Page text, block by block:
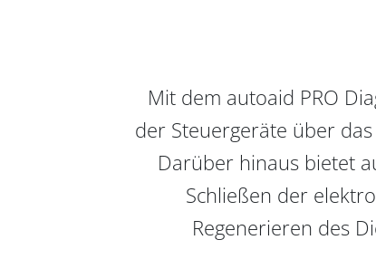
Mit dem autoaid PRO
der Steuergeräte über
Darüber hinaus bietet
Schließen der
Regenerieren des